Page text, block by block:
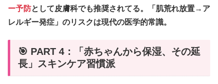
ー予防として皮膚科でも推奨されてる。「肌荒れ放置→ア
レルギー発症」のリスクは現代の医学的常識。
🎯 PART 4：「赤ちゃんから保湿、その延
長」スキンケア習慣派